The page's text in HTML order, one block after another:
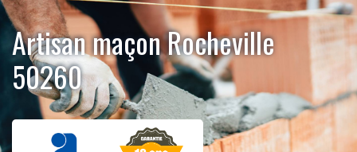
Artisan maçon Rocheville
50260